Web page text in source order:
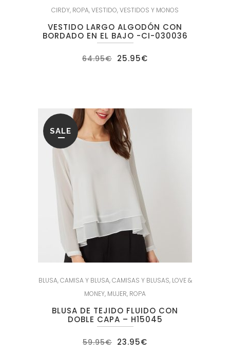
CIRDY, ROPA,VESTIDO,VESTIDOS Y MONOS
VESTIDO LARGO ALGODÓN CON
BORDADO EN EL BAJO -CI-030036
64.95€ El
precio
25.95€
SALE
BLUSA,CAMISA Y BLUSA,CAMISAS Y BLUSAS, LOVE &
MONEY, MUJER, ROPA
BLUSA DE TEJIDO FLUIDO CON
DOBLE CAPA – H15045
59.95€ El
precio
23.95€